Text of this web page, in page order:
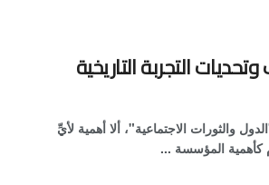
التجربة التاريخية
والثورات الاجتماعية"، ألا أهمية لأيِّ
المؤسسة ...